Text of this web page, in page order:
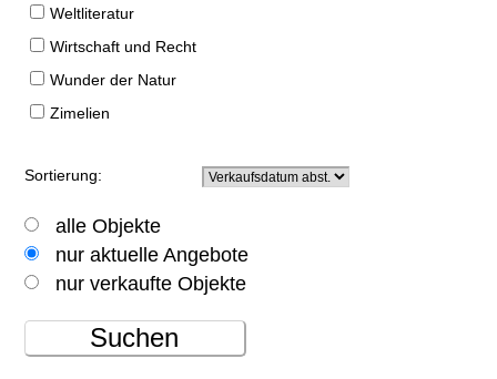
Weltliteratur
Wirtschaft und Recht
Wunder der Natur
Zimelien
Sortierung:
alle Objekte
nur aktuelle Angebote
nur verkaufte Objekte
Suchen